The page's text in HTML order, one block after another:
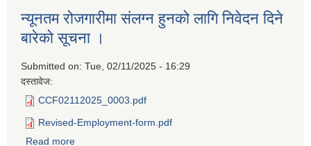
न्यूनतम रोजगारीमा संलग्न हुनको लागि निवेदन दिने
बारेको सूचना ।
Submitted on: Tue, 02/11/2025 - 16:29
दस्तावेज:
CCF02112025_0003.pdf
Revised-Employment-form.pdf
Read more